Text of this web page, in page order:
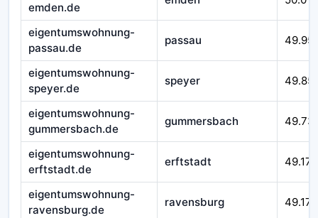
emden.de
eigentumswohnung-
passau.de
passau
eigentumswohnung-
speyer.de
speyer
eigentumswohnung-
gummersbach.de
gummersbach
eigentumswohnung-
erftstadt.de
erftstadt 49.179
eigentumswohnung-
ravensburg.de
ravensburg 49.172